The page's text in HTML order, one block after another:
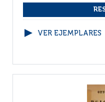
VER EJEMPLARES